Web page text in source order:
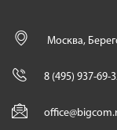
Москва,
8 (495) 937-69-